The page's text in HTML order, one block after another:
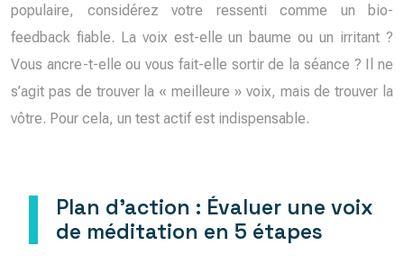
populaire, considérez votre ressenti comme un bio-
feedback fiable. La voix est-elle un baume ou un irritant ?
Vous ancre-t-elle ou vous fait-elle sortir de la séance ? Il ne
s’agit pas de trouver la « meilleure » voix, mais de trouver la
vôtre. Pour cela, un test actif est indispensable.
Plan d’action : Évaluer une voix
de méditation en 5 étapes